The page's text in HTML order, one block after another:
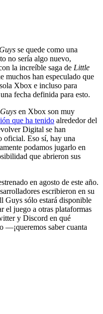
se quede como una
no sería algo nuevo,
la increíble saga de Little
muchos han especulado que
Xbox e incluso para
fecha definida para esto.
en Xbox son muy
que ha tenido alrededor del
Digital se han
oficial. Eso sí, hay una
podamos jugarlo en
que abrieron sus
en agosto de este año.
escribieron en su
Guys sólo estará disponible
el juego a otras plataformas
y Discord en qué
—¡queremos saber cuanta